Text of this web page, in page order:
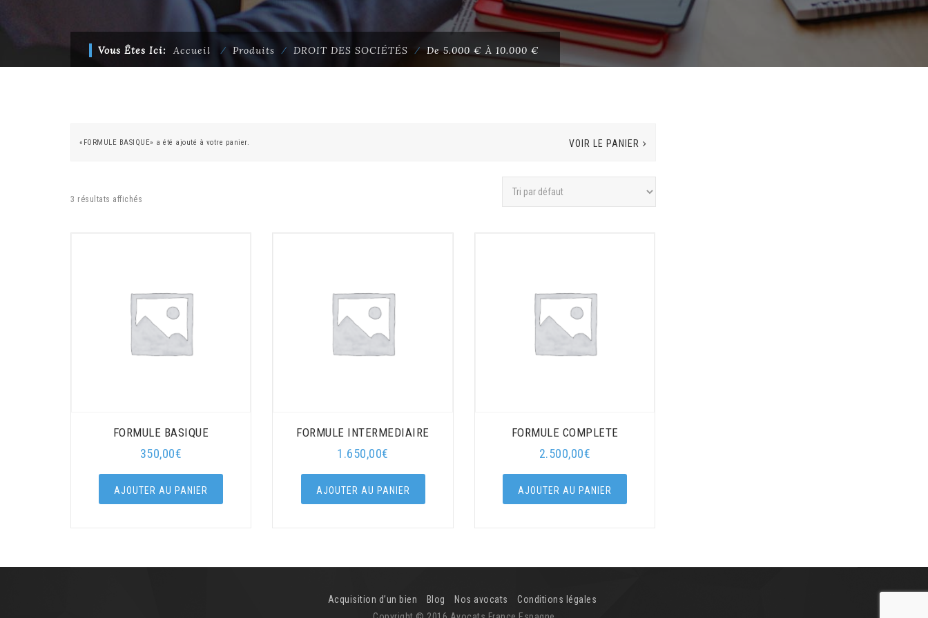
Vous Êtes Ici: Accueil ⁄ Produits ⁄ DROIT DES SOCIÉTÉS ⁄De 5.000 € À 10.000 €
«FORMULE BASIQUE» a été ajouté à votre panier. VOIR LE PANIER
3 résultats affichés
FORMULE BASIQUE
350,00€
AJOUTER AU PANIER
FORMULE INTERMEDIAIRE
1.650,00€
AJOUTER AU PANIER
FORMULE COMPLETE
2.500,00€
AJOUTER AU PANIER
Acquisition d’un bien Blog Nos avocats
Conditions légales